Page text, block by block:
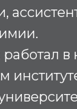
работал в